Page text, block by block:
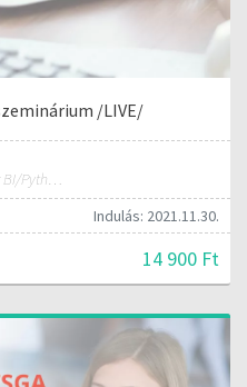
/LIVE/
MS Excel/Visual Basic/Power BI/Python adatelemzési szakértő
Indulás: 2021.11.30.
14 900 Ft